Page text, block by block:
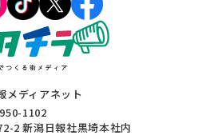
メディアネット
1102
2 新潟日報社黒埼本社内